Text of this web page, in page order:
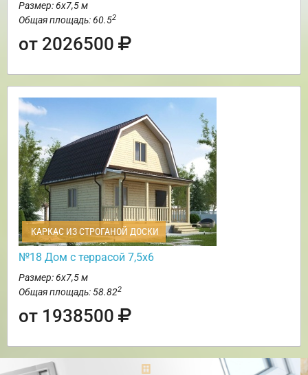
Размер: 6х7,5 м
Общая площадь: 60.52
от 2026500
КАРКАС ИЗ СТРОГАНОЙ ДОСКИ
№18 Дом с террасой 7,5х6
Размер: 6х7,5 м
Общая площадь: 58.822
от 1938500